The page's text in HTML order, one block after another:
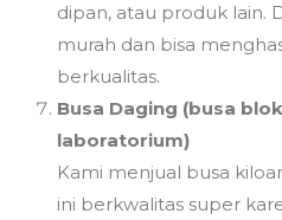
dipan, atau produk lain.
murah dan bisa
berkualitas.
Busa Daging (busa
laboratorium)
Kami menjual busa
ini berkwalitas super